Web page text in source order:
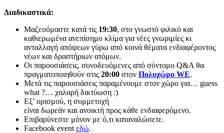
Διαδικαστικά:
Μαζευόμαστε κατά τις 19:30, στο γνωστό φιλικό και
καθιερωμένα ανεπίσημο κλίμα για νέες γνωριμίες κι
ανταλλαγή απόψεων γύρω από κοινά θέματα ενδιαφέροντος
νέων και δραστήριων ατόμων.
Οι παρουσιάσεις, συνοδευόμενες από σύντομο Q&A θα
πραγματοποιηθούν στις 20:00 στον Πολυχώρο WE.
Mετά τις παρουσιάσεις παραμένουμε στον χώρο για… guess
what ?… χαλαρή δικτύωση :)
Εξ’ ορισμού, η συμμετοχή
είναι δωρεάν και ανοικτή προς κάθε ενδιαφερόμενο.
Επιβαρύνεστε μόνον με ό,τι καταναλώσετε.
Facebook event εδώ.